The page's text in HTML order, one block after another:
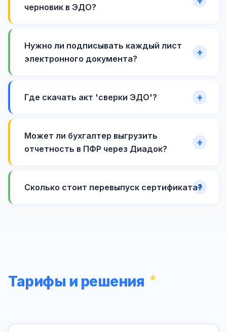
черновик в ЭДО?
Нужно ли подписывать каждый лист
электронного документа?
Где скачать акт 'сверки ЭДО'?
Может ли бухгалтер выгрузить
отчетность в ПФР через Диадок?
Сколько стоит перевыпуск сертификата?
Тарифы и решения